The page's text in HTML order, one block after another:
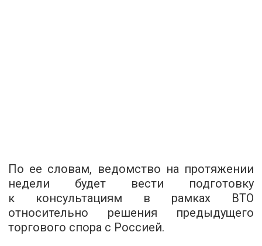
По ее словам, ведомство на протяжении
недели будет вести подготовку
к консультациям в рамках ВТО
относительно решения предыдущего
торгового спора с Россией.